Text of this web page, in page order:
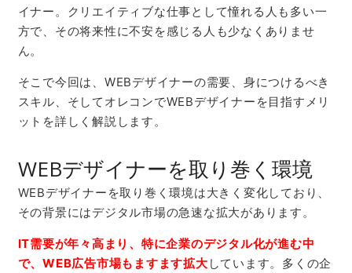
イナー。クリエイティブな仕事として憧れる人も多い一
方で、その将来性に不安を感じる人も少なくありませ
ん。
そこで今回は、 WEBデザイナーの需要、身につけるべき
スキル、そしてオレコンでWEBデザイナーを目指すメリ
ットを詳しく解説します。
WEBデザイナーを取り巻く環境
WEBデザイナーを取り巻く環境は大きく変化しており、
その背景にはデジタル市場の急速な拡大があります。
IT需要が年々高まり、特に企業のデジタル化が進む中
で、WEB広告市場もますます拡大 しています。多くの企